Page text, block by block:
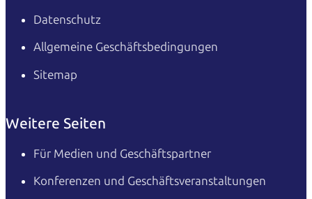
Datenschutz
Allgemeine Geschäftsbedingungen
Sitemap
Weitere Seiten
Für Medien und Geschäftspartner
Konferenzen und Geschäftsveranstaltungen